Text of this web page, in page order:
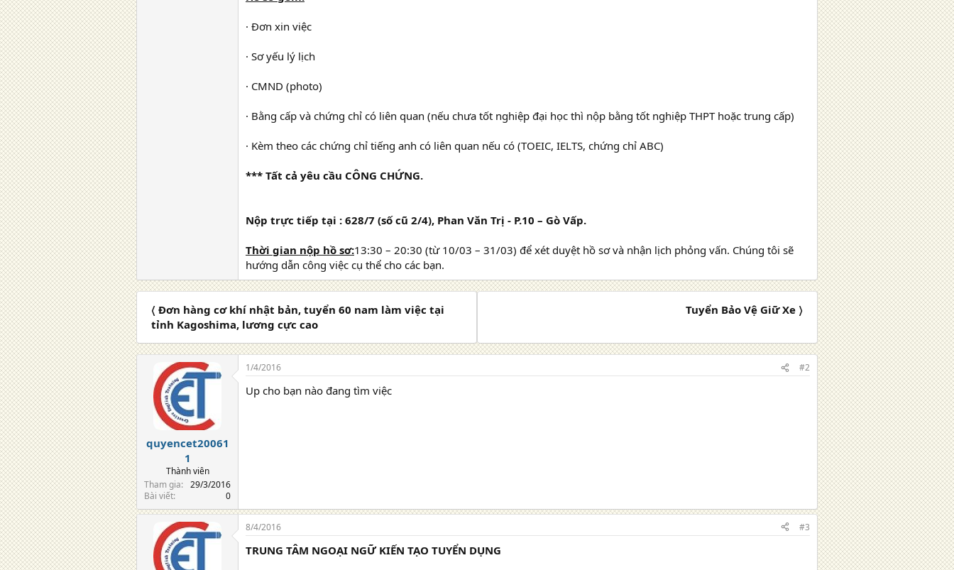
· Đơn xin việc
· Sơ yếu lý lịch
· CMND (photo)
· Bằng cấp và chứng chỉ có liên quan (nếu chưa tốt nghiệp đại học thì nộp bằng tốt nghiệp THPT hoặc trung cấp)
· Kèm theo các chứng chỉ tiếng anh có liên quan nếu có (TOEIC, IELTS, chứng chỉ ABC)
*** Tất cả yêu cầu CÔNG CHỨNG.
Nộp trực tiếp tại : 628/7 (số cũ 2/4), Phan Văn Trị - P.10 – Gò Vấp.
Thời gian nộp hồ sơ:13:30 – 20:30 (từ 10/03 – 31/03) để xét duyệt hồ sơ và nhận lịch phỏng vấn. Chúng tôi sẽ
hướng dẫn công việc cụ thể cho các bạn.
〈 Đơn hàng cơ khí nhật bản, tuyển 60 nam làm việc tại
tỉnh Kagoshima, lương cực cao
Tuyển Bảo Vệ Giữ Xe 〉
quyencet20061
1
Thành viên
Tham gia
29/3/2016
Bài viết
0
1/4/2016 #2
Up cho bạn nào đang tìm việc
8/4/2016 #3
TRUNG TÂM NGOẠI NGỮ KIẾN TẠO TUYỂN DỤNG